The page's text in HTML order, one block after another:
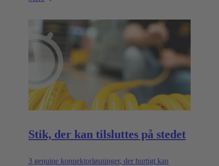
Stik, der kan tilsluttes på stedet
3 genuine konnektorløsninger, der hurtigt kan